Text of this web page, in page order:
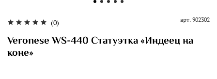
(0) арт. 902302
Veronese WS-440 Статуэтка «Индеец на
коне»